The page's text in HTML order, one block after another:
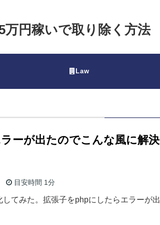
万円稼いで取り除く方法
Law
ーが出たのでこんな風に解決
目安時間 1分
てみた。拡張子をphpにしたらエラーが出